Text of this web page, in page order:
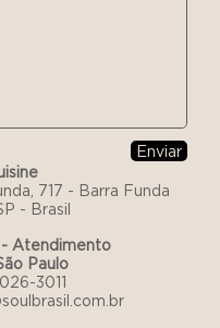
717 - Barra Funda
- Brasil
- Atendimento
Paulo
3011
Enviar